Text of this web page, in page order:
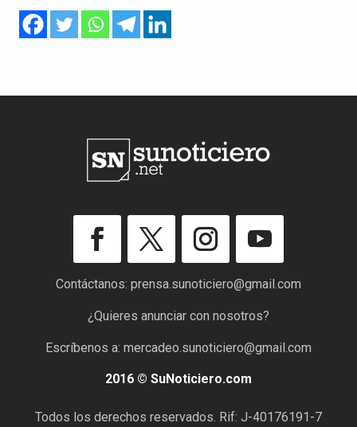
Contáctanos: prensa.sunoticiero@gmail.com
¿Quieres anunciar con nosotros?
Escríbenos a: mercadeo.sunoticiero@gmail.com
2016 © SuNoticiero.com
Todos los derechos reservados. Rif: J-40176191-7